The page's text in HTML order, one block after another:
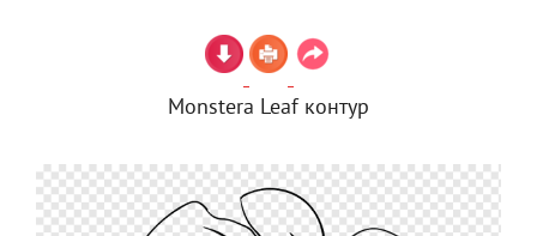
Monstera Leaf контур